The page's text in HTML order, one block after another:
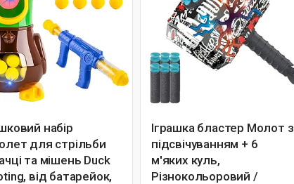
набір
для стрільби
та мішень Duck
від батарейок,
Іграшка бластер Молот з
підсвічуванням + 6
м'яких куль,
Різнокольоровий /